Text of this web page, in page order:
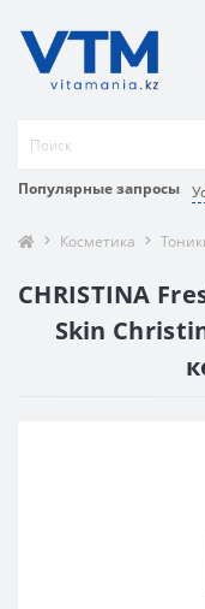
Популярные запросы
Косметика
CHRISTINA
Skin